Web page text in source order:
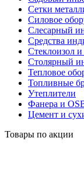
Сетки
Силовое
Слесарный
Средства
Стеклоизол
Столярный
Тепловое
Топливные
Утеплители
Фанера и
Цемент и
Товары по акции